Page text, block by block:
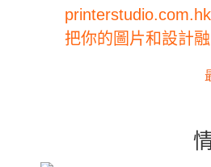
printerstudio.com.hk
把你的圖片和設計